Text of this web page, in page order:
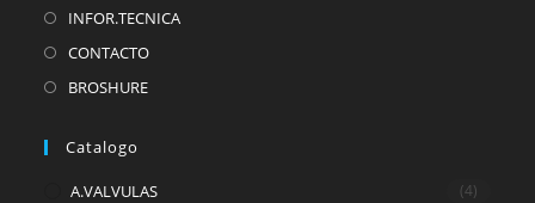
pestaña pestaña
INFOR.TECNICA
CONTACTO
BROSHURE
Catalogo
A.VALVULAS (4)